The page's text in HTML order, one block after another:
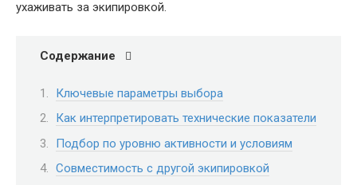
ухаживать за экипировкой.
Содержание
Ключевые параметры выбора
Как интерпретировать технические показатели
Подбор по уровню активности и условиям
Совместимость с другой экипировкой